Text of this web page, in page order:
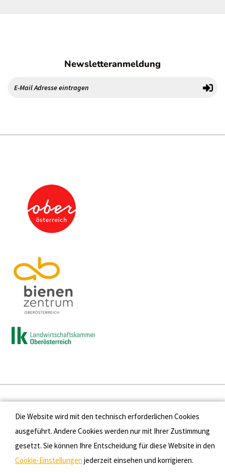
Newsletteranmeldung
Presse
Kontakt
Datenschutz
Die Website wird mit den technisch erforderlichen Cookies
ausgeführt. Andere Cookies werden nur mit Ihrer Zustimmung
gesetzt. Sie können Ihre Entscheidung für diese Website in den
Cookie-Einstellungen jederzeit einsehen und korrigieren.